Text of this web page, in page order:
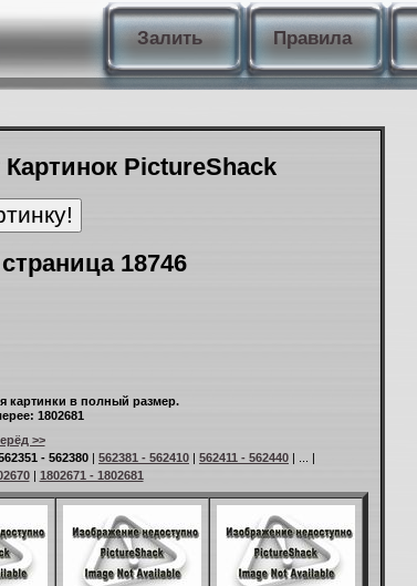
Залить Правила
PictureShack
18746
картинки в полный размер.
1802681
>>
- 562380 | 562381 - 562410 | 562411 - 562440 | ... |
| 1802671 - 1802681